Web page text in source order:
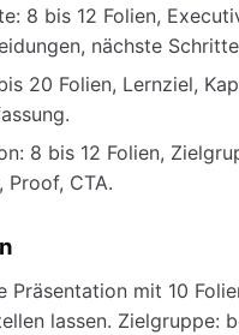
8 bis 12 Folien,
nächste
20 Folien, Lernziel,
8 bis 12 Folien,
Proof, CTA.
Präsentation mit 10
lassen. Zielgruppe: